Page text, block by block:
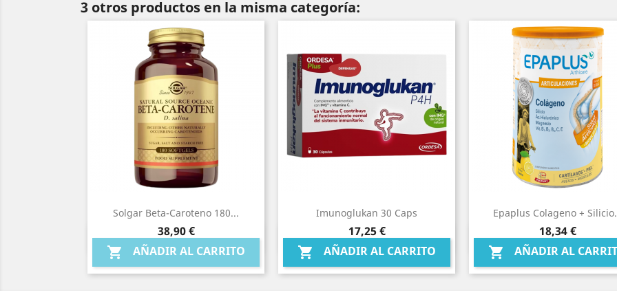
3 otros productos en la misma categoría:
Solgar Beta-Caroteno 180...
Precio
38,90 €
 AÑADIR AL CARRITO
Vista rápida
Imunoglukan 30 Caps
Precio
17,25 €
 AÑADIR AL CARRITO
Vista rápida
Epaplus Colageno +
Precio
18,34 €
 AÑADIR AL
Vista rápida